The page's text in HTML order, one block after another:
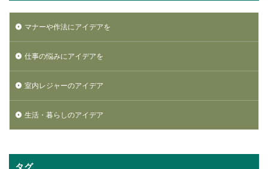
マナーや作法にアイデアを
仕事の悩みにアイデアを
室内レジャーのアイデア
生活・暮らしのアイデア
タグ